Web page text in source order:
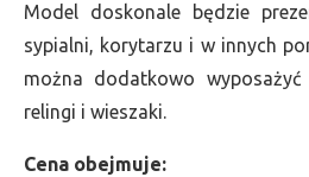
Model doskonale będzie
sypialni, korytarzu i w innych
można dodatkowo
relingi i wieszaki.
Cena obejmuje: